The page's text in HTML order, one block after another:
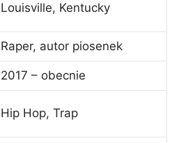
Louisville, Kentucky
Raper, autor piosenek
2017 – obecnie
Hip Hop, Trap